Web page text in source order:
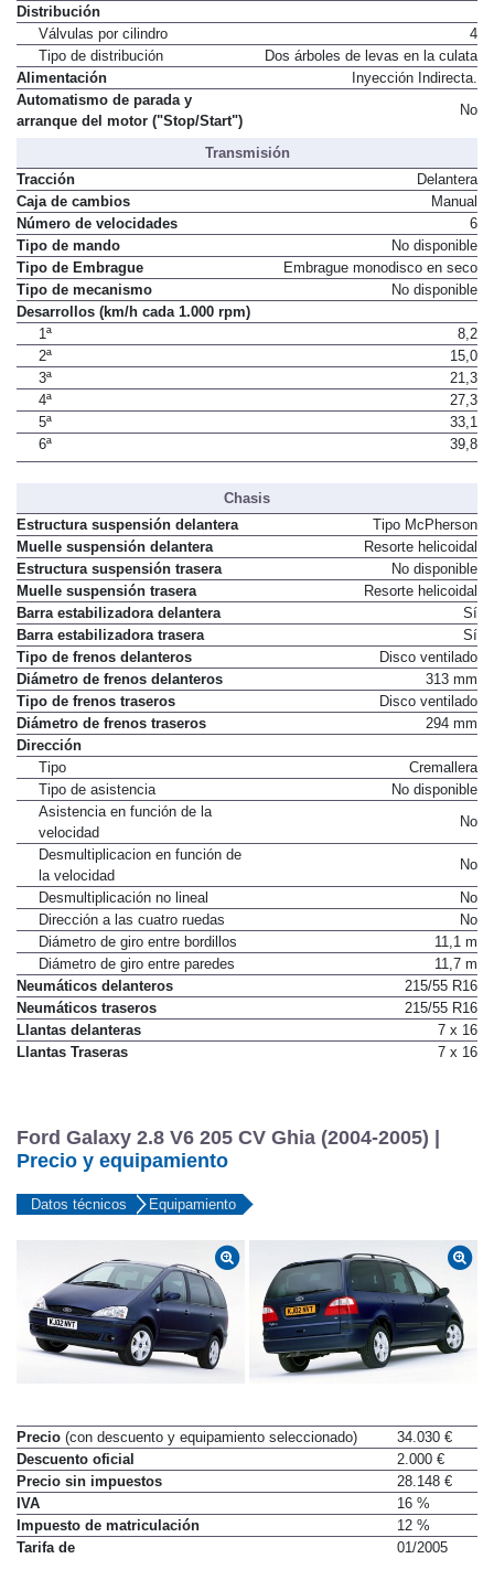
Distribución
Válvulas por cilindro
4
Tipo de distribución
Dos árboles de levas en la culata
Alimentación
Inyección Indirecta.
Automatismo de parada y
arranque del motor ("Stop/Start")
No
Transmisión
Tracción
Delantera
Caja de cambios
Manual
Número de velocidades
6
Tipo de mando
No disponible
Tipo de Embrague
Embrague monodisco en seco
Tipo de mecanismo
No disponible
Desarrollos (km/h cada 1.000 rpm)
1ª
8,2
2ª
15,0
3ª
21,3
4ª
27,3
5ª
33,1
6ª
39,8
Chasis
Estructura suspensión delantera
Tipo McPherson
Muelle suspensión delantera
Resorte helicoidal
Estructura suspensión trasera
No disponible
Muelle suspensión trasera
Resorte helicoidal
Barra estabilizadora delantera
Sí
Barra estabilizadora trasera
Sí
Tipo de frenos delanteros
Disco ventilado
Diámetro de frenos delanteros
313 mm
Tipo de frenos traseros
Disco ventilado
Diámetro de frenos traseros
294 mm
Dirección
Tipo
Cremallera
Tipo de asistencia
No disponible
Asistencia en función de la
velocidad
No
Desmultiplicacion en función de
la velocidad
No
Desmultiplicación no lineal
No
Dirección a las cuatro ruedas
No
Diámetro de giro entre bordillos
11,1 m
Diámetro de giro entre paredes
11,7 m
Neumáticos delanteros
215/55 R16
Neumáticos traseros
215/55 R16
Llantas delanteras
7 x 16
Llantas Traseras
7 x 16
Ford Galaxy 2.8 V6 205 CV Ghia (2004-2005) |
Precio y equipamiento
Datos técnicos Equipamiento
Precio (con descuento y equipamiento seleccionado)
34.030 €
Descuento oficial
2.000 €
Precio sin impuestos
28.148 €
IVA
16 %
Impuesto de matriculación
12 %
Tarifa de
01/2005